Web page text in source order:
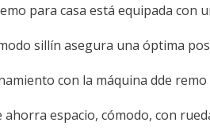
para casa está equipada
sillín asegura una óptima
con la máquina dde
ahorra espacio, cómodo, con